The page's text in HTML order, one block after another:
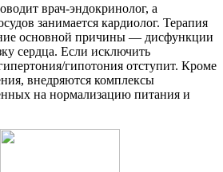
врач-эндокринолог, а
занимается кардиолог. Терапия
основной причины — дисфункции
сердца. Если исключить
гипотония отступит. Кроме
внедряются комплексы
на нормализацию питания и